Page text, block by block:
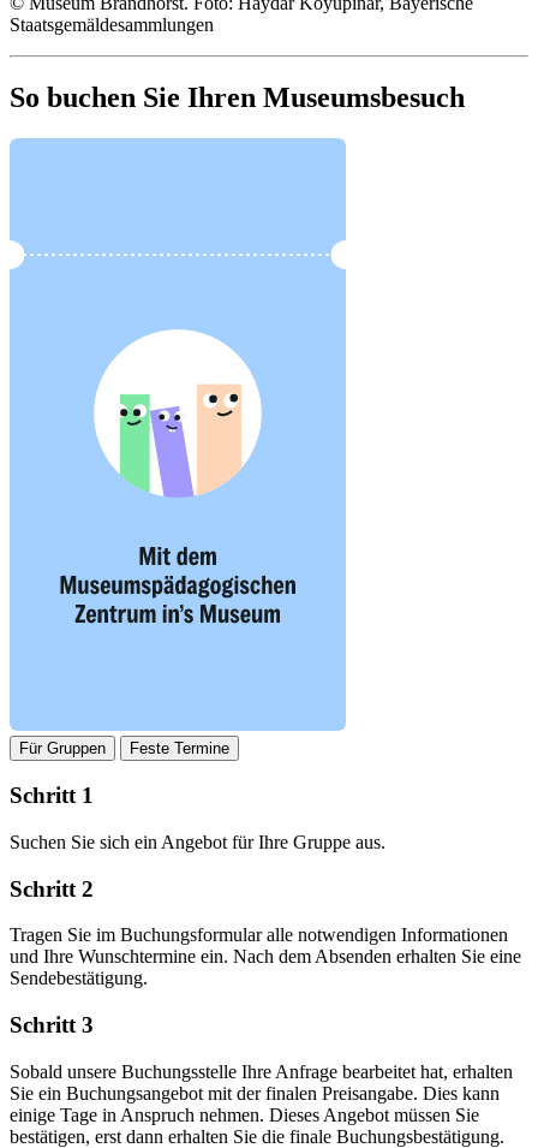
Staatsgemäldesammlungen
So buchen Sie Ihren Museumsbesuch
Für Gruppen Feste Termine
Schritt 1
Suchen Sie sich ein Angebot für Ihre Gruppe aus.
Schritt 2
Tragen Sie im Buchungsformular alle notwendigen Informationen
und Ihre Wunschtermine ein. Nach dem Absenden erhalten Sie eine
Sendebestätigung.
Schritt 3
Sobald unsere Buchungsstelle Ihre Anfrage bearbeitet hat, erhalten
Sie ein Buchungsangebot mit der finalen Preisangabe. Dies kann
einige Tage in Anspruch nehmen. Dieses Angebot müssen Sie
bestätigen, erst dann erhalten Sie die finale Buchungsbestätigung.